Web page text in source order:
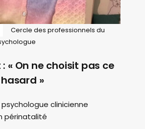
Cercle des professionnels du
« On ne choisit pas ce
»
clinicienne
périnatalité